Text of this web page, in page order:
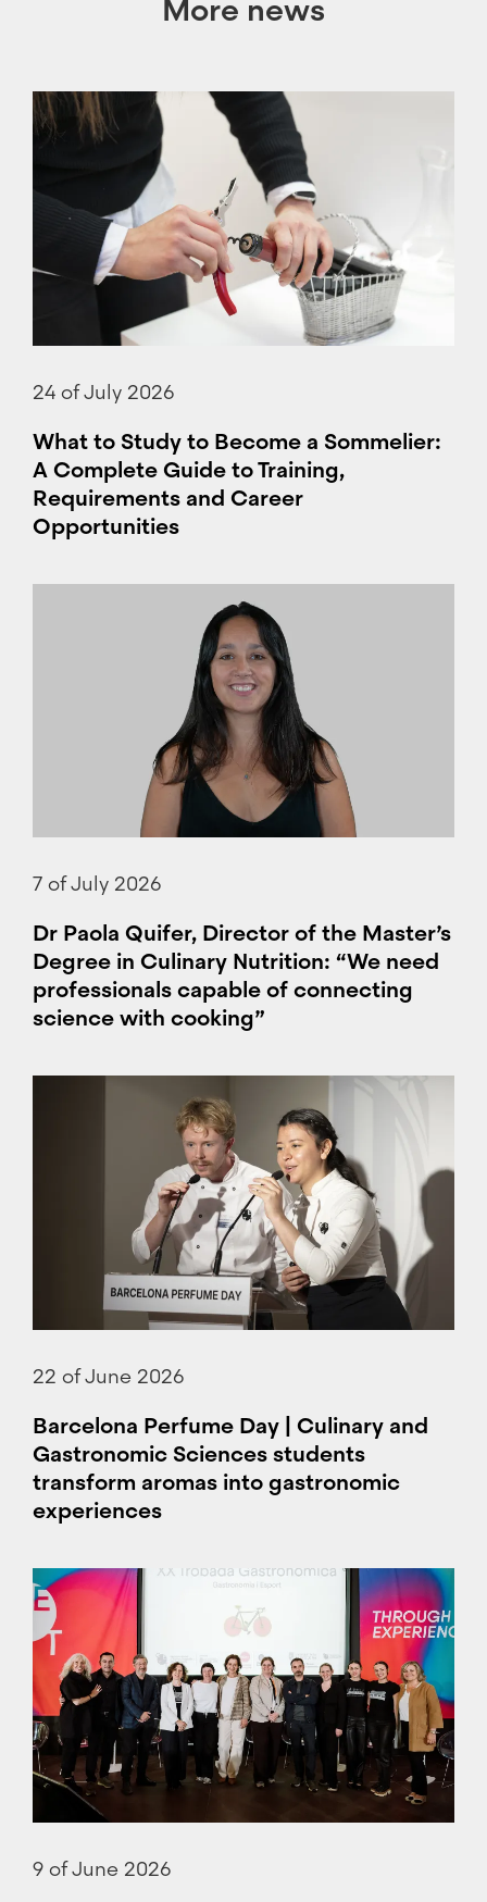
More news
24 of July 2026
What to Study to Become a Sommelier:
A Complete Guide to Training,
Requirements and Career
Opportunities
7 of July 2026
Dr Paola Quifer, Director of the Master’s
Degree in Culinary Nutrition: “We need
professionals capable of connecting
science with cooking”
22 of June 2026
Barcelona Perfume Day | Culinary and
Gastronomic Sciences students
transform aromas into gastronomic
experiences
9 of June 2026